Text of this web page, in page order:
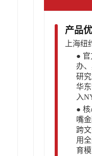
产品
上海纽
●
办
研
华
入
● 核
嘴
跨
用
育